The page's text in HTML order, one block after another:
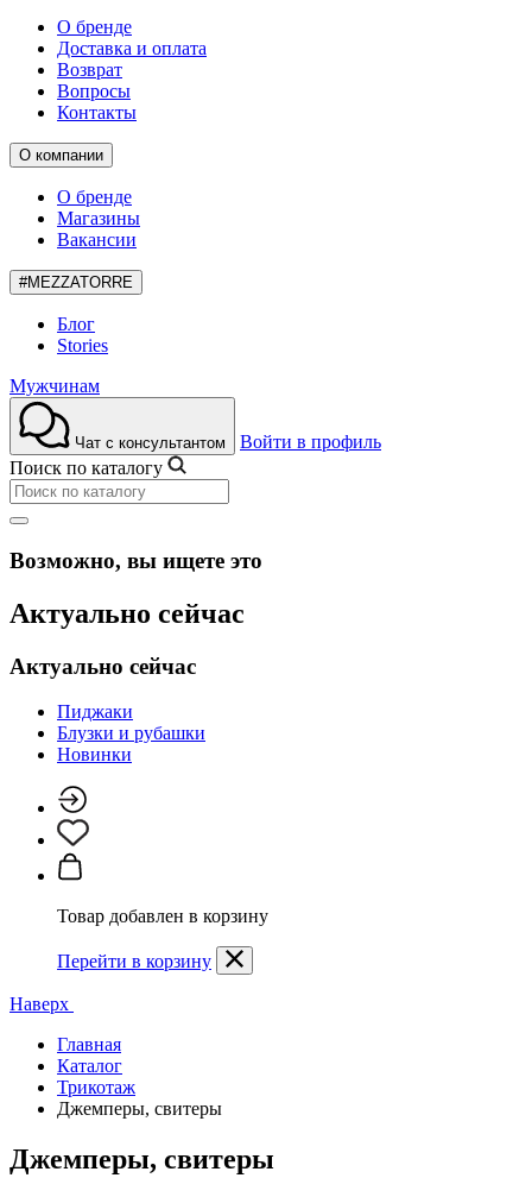
О бренде
Доставка и оплата
Возврат
Вопросы
Контакты
О компании
О бренде
Магазины
Вакансии
#MEZZATORRE
Блог
Stories
Мужчинам
Чат с консультантом
Войти в профиль
Поиск по каталогу
Возможно, вы ищете это
Актуально сейчас
Актуально сейчас
Пиджаки
Блузки и рубашки
Новинки
Товар добавлен в корзину
Перейти в корзину
Наверх
Главная
Каталог
Трикотаж
Джемперы, свитеры
Джемперы, свитеры